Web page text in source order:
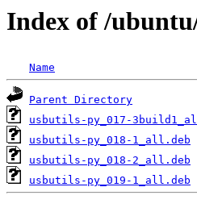
Index of /
Name
Parent Directory
usbutils-py_017-
usbutils-py_018-1_all.deb
usbutils-py_018-2_all.deb
usbutils-py_019-1_all.deb